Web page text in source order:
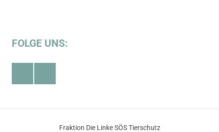
FOLGE UNS:
Fraktion Die Linke SÖS Tierschutz